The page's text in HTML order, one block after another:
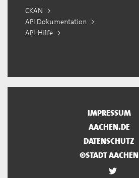
CKAN
API Dokumentation
API-Hilfe
IMPRESSUM
AACHEN.DE
DATENSCHUTZ
©STADT AACHEN